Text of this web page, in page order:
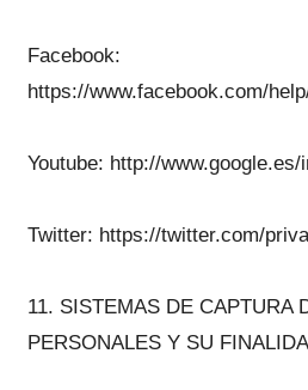
Facebook:
https://www.facebook.com/
Youtube: http://
Twitter: https://twitter.com/
11. SISTEMAS DE CAPTURA
PERSONALES Y SU